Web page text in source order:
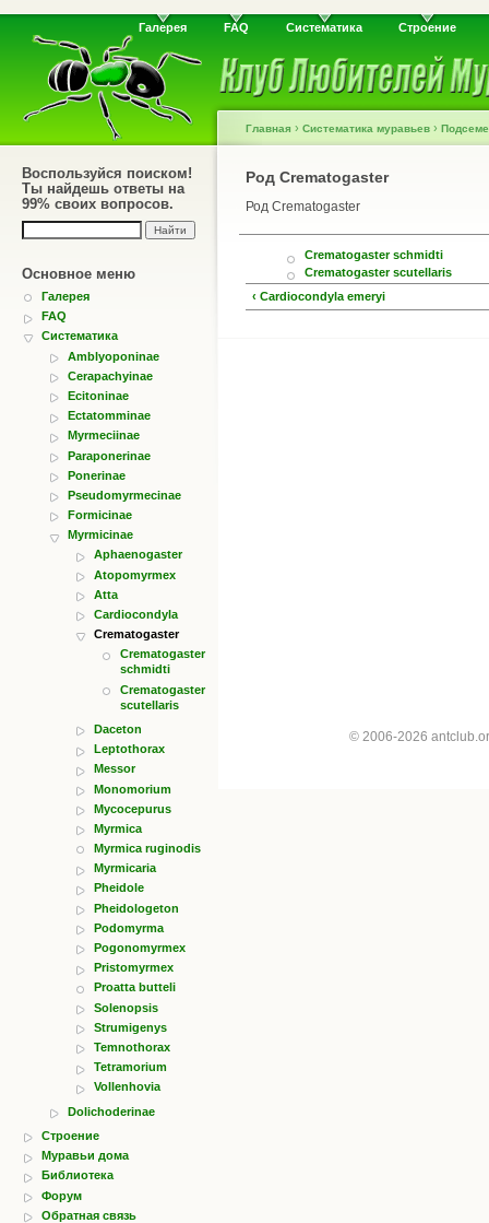
Галерея FAQ Систематика Строение
Воспользуйся поиском!
Ты найдешь ответы на
99% своих вопросов.
Основное меню
Галерея
FAQ
Систематика
Amblyoponinae
Cerapachyinae
Ecitoninae
Ectatomminae
Myrmeciinae
Paraponerinae
Ponerinae
Pseudomyrmecinae
Formicinae
Myrmicinae
Aphaenogaster
Atopomyrmex
Atta
Cardiocondyla
Crematogaster
Crematogaster
schmidti
Crematogaster
scutellaris
Daceton
Leptothorax
Messor
Monomorium
Mycocepurus
Myrmica
Myrmica ruginodis
Myrmicaria
Pheidole
Pheidologeton
Podomyrma
Pogonomyrmex
Pristomyrmex
Proatta butteli
Solenopsis
Strumigenys
Temnothorax
Tetramorium
Vollenhovia
Dolichoderinae
Строение
Муравьи дома
Библиотека
Форум
Обратная связь
Главная › Систематика муравьев ›
Род Crematogaster
Род Crematogaster
Crematogaster schmidti
Crematogaster scutellaris
‹ Cardiocondyla emeryi
© 2006-2026